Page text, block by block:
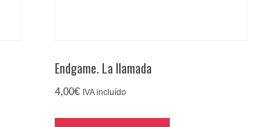
Endgame. La llamada
4,00€ IVA incluído